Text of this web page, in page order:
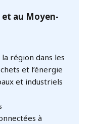
au Moyen-
la région dans les
et l’énergie
et industriels
à